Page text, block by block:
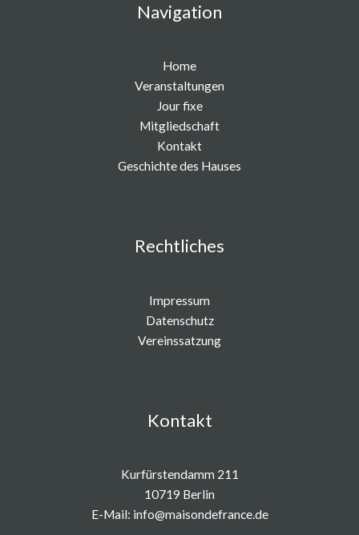
Navigation
Home
Veranstaltungen
Jour fixe
Mitgliedschaft
Kontakt
Geschichte des Hauses
Rechtliches
Impressum
Datenschutz
Vereinssatzung
Kontakt
Kurfürstendamm 211
10719 Berlin
E-Mail: info@maisondefrance.de